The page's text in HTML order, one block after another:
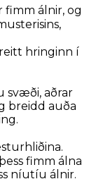
fimm álnir, og
hringinn í
svæði, aðrar
breidd auða
fimm álna
níutíu álnir.